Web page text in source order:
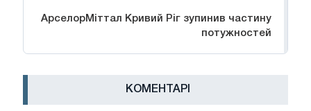
АрселорМіттал Кривий Ріг зупинив частину
потужностей
КОМЕНТАРІ